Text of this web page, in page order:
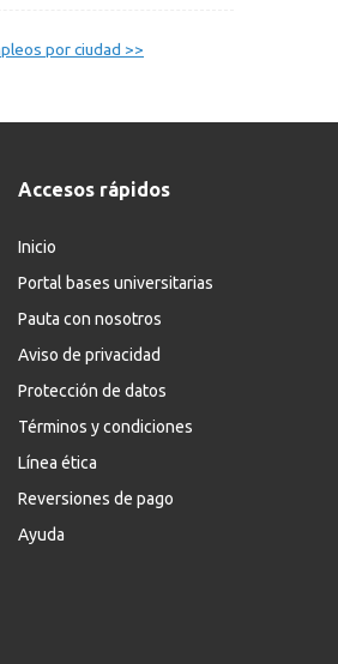
por ciudad >>
Accesos rápidos
Inicio
Portal bases universitarias
Pauta con nosotros
Aviso de privacidad
Protección de datos
Términos y condiciones
Línea ética
Reversiones de pago
Ayuda